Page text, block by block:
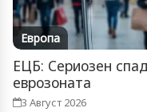
Европа
ЕЦБ: Сериозен
еврозоната
3 Август 2026